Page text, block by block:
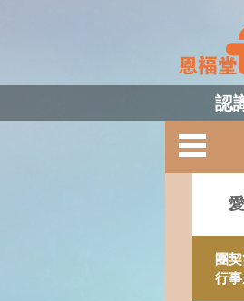
認
團
行